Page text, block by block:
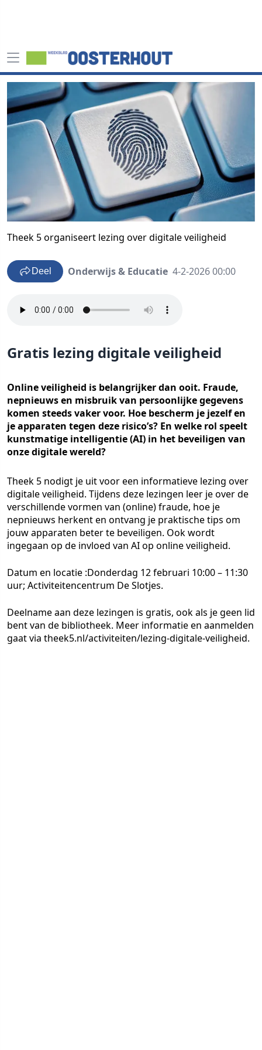
Theek 5 organiseert lezing over digitale veiligheid
Deel Onderwijs & Educatie 4-2-2026 00:00
Gratis lezing digitale veiligheid
Online veiligheid is belangrijker dan ooit. Fraude,
nepnieuws en misbruik van persoonlijke gegevens
komen steeds vaker voor. Hoe bescherm je jezelf en
je apparaten tegen deze risico’s? En welke rol speelt
kunstmatige intelligentie (AI) in het beveiligen van
onze digitale wereld?
Theek 5 nodigt je uit voor een informatieve lezing over
digitale veiligheid. Tijdens deze lezingen leer je over de
verschillende vormen van (online) fraude, hoe je
nepnieuws herkent en ontvang je praktische tips om
jouw apparaten beter te beveiligen. Ook wordt
ingegaan op de invloed van AI op online veiligheid.
Datum en locatie :Donderdag 12 februari 10:00 – 11:30
uur; Activiteitencentrum De Slotjes.
Deelname aan deze lezingen is gratis, ook als je geen lid
bent van de bibliotheek. Meer informatie en aanmelden
gaat via theek5.nl/activiteiten/lezing-digitale-veiligheid.